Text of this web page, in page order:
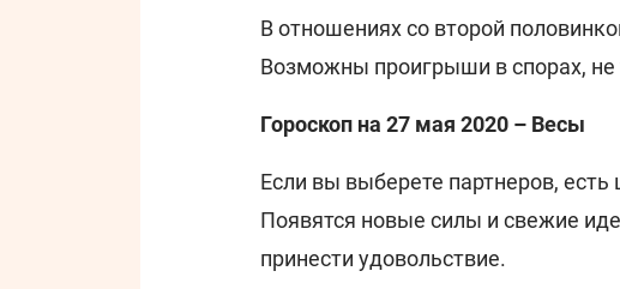
В отношениях со второй
Возможны проигрыши в спорах, не
Гороскоп на 27 мая 2020 – Весы
Если вы выберете партнеров,
Появятся новые силы и свежие
принести удовольствие.